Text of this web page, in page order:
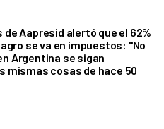
de Aapresid alertó que el 62%
se va en impuestos: "No
Argentina se sigan
mismas cosas de hace 50